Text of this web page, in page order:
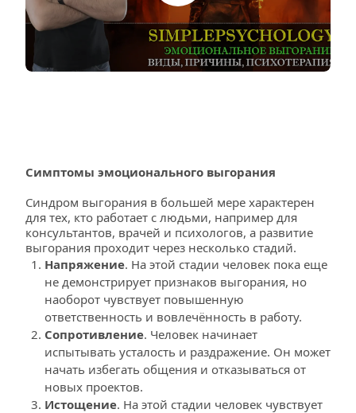
Симптомы эмоционального выгорания
Синдром выгорания в большей мере характерен
для тех, кто работает с людьми, например для
консультантов, врачей и психологов, а развитие
выгорания проходит через несколько стадий.
Напряжение. На этой стадии человек пока еще
не демонстрирует признаков выгорания, но
наоборот чувствует повышенную
ответственность и вовлечённость в работу.
Сопротивление. Человек начинает
испытывать усталость и раздражение. Он может
начать избегать общения и отказываться от
новых проектов.
Истощение. На этой стадии человек чувствует